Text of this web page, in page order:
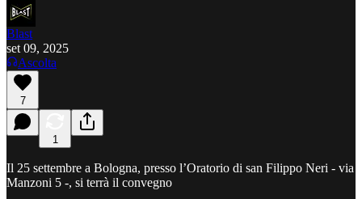
Blast
set 09, 2025
Ascolta
7
1
Il 25 settembre a Bologna, presso l’Oratorio di san Filippo Neri - via
Manzoni 5 -, si terrà il convegno